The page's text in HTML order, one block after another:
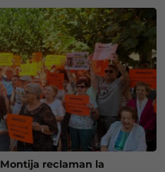
reclaman la